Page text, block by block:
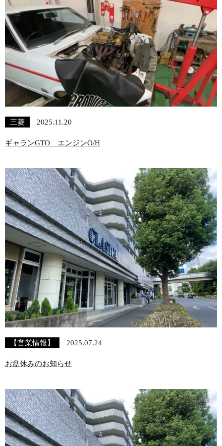
三菱 2025.11.20
ギャランGTO エンジンO/H
【営業情報】 2025.07.24
お盆休みのお知らせ